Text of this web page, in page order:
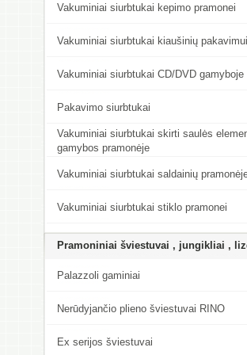
Vakuminiai siurbtukai kepimo pramonei
Vakuminiai siurbtukai kiaušinių pakavimui
Vakuminiai siurbtukai CD/DVD gamyboje
Pakavimo siurbtukai
Vakuminiai siurbtukai skirti saulės
gamybos pramonėje
Vakuminiai siurbtukai saldainių
Vakuminiai siurbtukai stiklo pramonei
Pramoniniai šviestuvai , jungikliai ,
Palazzoli gaminiai
Nerūdyjančio plieno šviestuvai RINO
Ex serijos šviestuvai